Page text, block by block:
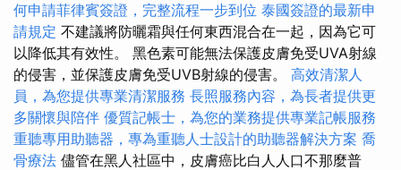
何申請菲律賓簽證，完整流程一步到位 泰國簽證的最新申
請規定 不建議將防曬霜與任何東西混合在一起，因為它可
以降低其有效性。 黑色素可能無法保護皮膚免受UVA射線
的侵害，並保護皮膚免受UVB射線的侵害。 高效清潔人
員，為您提供專業清潔服務 長照服務內容，為長者提供更
多關懷與陪伴 優質記帳士，為您的業務提供專業記帳服務
重聽專用助聽器，專為重聽人士設計的助聽器解決方案 喬
骨療法 儘管在黑人社區中，皮膚癌比白人人口不那麼普